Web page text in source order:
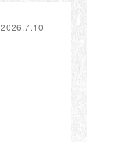
2026.7.10